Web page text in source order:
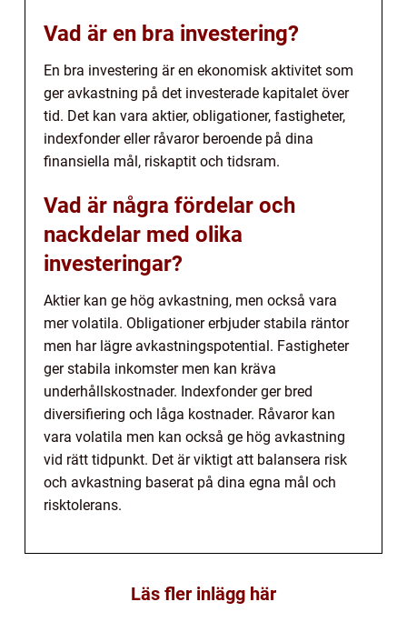
Vad är en bra investering?
En bra investering är en ekonomisk aktivitet som
ger avkastning på det investerade kapitalet över
tid. Det kan vara aktier, obligationer, fastigheter,
indexfonder eller råvaror beroende på dina
finansiella mål, riskaptit och tidsram.
Vad är några fördelar och
nackdelar med olika
investeringar?
Aktier kan ge hög avkastning, men också vara
mer volatila. Obligationer erbjuder stabila räntor
men har lägre avkastningspotential. Fastigheter
ger stabila inkomster men kan kräva
underhållskostnader. Indexfonder ger bred
diversifiering och låga kostnader. Råvaror kan
vara volatila men kan också ge hög avkastning
vid rätt tidpunkt. Det är viktigt att balansera risk
och avkastning baserat på dina egna mål och
risktolerans.
Läs fler inlägg här